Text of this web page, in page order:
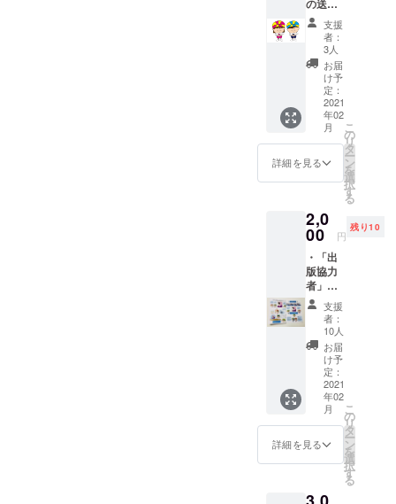
ポーツだか
らこそでき
ることで教
育に貢献す
☆世界で最
もビジョナ
リーなコー
この３つを
達成するた
めに常にベ
ストを尽く
している会
社です！
の送信
と、活
動報告
メール
の送信
を致し
ます。
支援
者：
3人
お届
け予
定：
2021
年02
月
詳細を見る
こ
の
リ
タ
ー
ン
を
選
択
す
る
2,0
00 円
残り10
・「出
版協力
者」と
してお
名前掲
載させ
頂きま
す。 ・
絵本2冊
をご提
供させ
て頂き
ます。
※支援
時、必
ず備考
載時の
支援
者：
10人
お届
け予
定：
2021
年02
月
詳細を見る
こ
の
リ
タ
ー
ン
を
選
択
す
る